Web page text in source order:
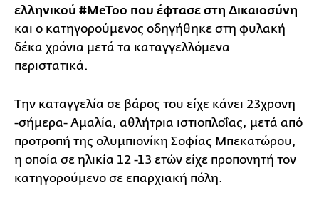
ελληνικού #MeToo που έφτασε στη Δικαιοσύνη
και ο κατηγορούμενος οδηγήθηκε στη φυλακή
δέκα χρόνια μετά τα καταγγελλόμενα
περιστατικά.
Την καταγγελία σε βάρος του είχε κάνει 23χρονη
-σήμερα- Αμαλία, αθλήτρια ιστιοπλοΐας, μετά από
προτροπή της ολυμπιονίκη Σοφίας Μπεκατώρου,
η οποία σε ηλικία 12 -13 ετών είχε προπονητή τον
κατηγορούμενο σε επαρχιακή πόλη.